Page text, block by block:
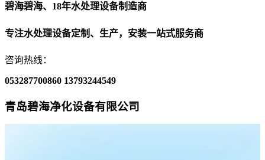
碧海碧海、18年水处理设备制造商
专注水处理设备定制、生产，安装一站式服务商
咨询热线：
053287700860 13793244549
青岛碧海净化设备有限公司